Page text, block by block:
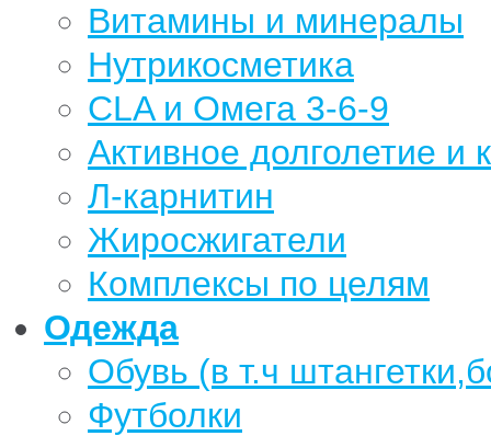
Витамины и минералы
Нутрикосметика
CLA и Омега 3-6-9
Активное долголетие и
Л-карнитин
Жиросжигатели
Комплексы по целям
Одежда
Обувь (в т.ч
Футболки